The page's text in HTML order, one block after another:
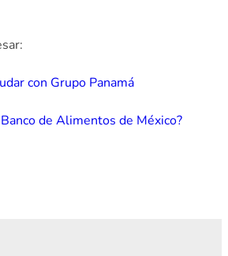
con Grupo Panamá
de Alimentos de México?